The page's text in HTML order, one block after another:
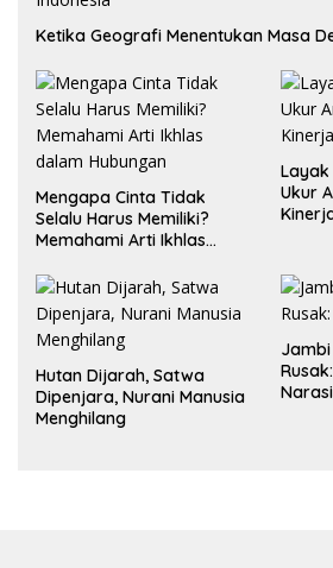
Ketika Geografi Menentukan Masa
Mengapa Cinta Tidak
Selalu Harus Memiliki?
Memahami Arti Ikhlas
Layak
Ukur
Hutan Dijarah, Satwa
Dipenjara, Nurani Manusia
Menghilang
Narasi